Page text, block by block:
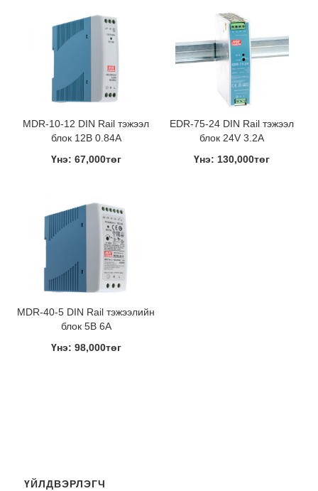
MDR-10-12 DIN Rail тэжээл
блок 12В 0.84A
Үнэ: 67,000төг
EDR-75-24 DIN Rail тэжээл
блок 24V 3.2A
Үнэ: 130,000төг
MDR-40-5 DIN Rail тэжээлийн
блок 5В 6A
Үнэ: 98,000төг
ҮЙЛДВЭРЛЭГЧ